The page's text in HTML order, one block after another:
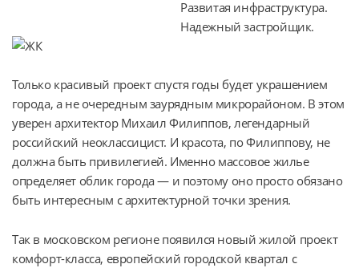
Развитая инфраструктура.
Надежный застройщик.
Только красивый проект спустя годы будет украшением
города, а не очередным заурядным микрорайоном. В этом
уверен архитектор Михаил Филиппов, легендарный
российский неоклассицист. И красота, по Филиппову, не
должна быть привилегией. Именно массовое жилье
определяет облик города — и поэтому оно просто обязано
быть интересным с архитектурной точки зрения.
Так в московском регионе появился новый жилой проект
комфорт-класса, европейский городской квартал с